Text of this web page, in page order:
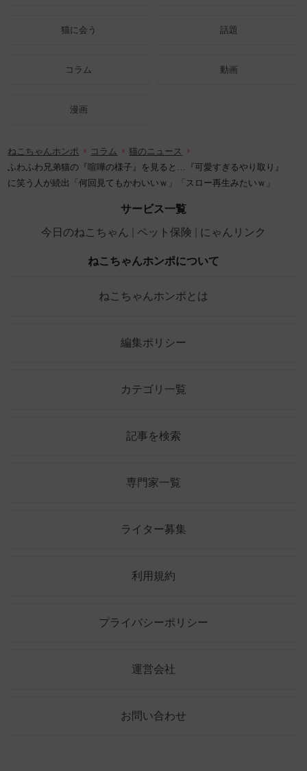
猫に会う 話題
コラム 動画
漫画
ねこちゃんホンポ コラム
猫のニュース
ふわふわ兄弟猫の『喧嘩の様子』を見ると…『可愛すぎるやり取り』
に笑う人が続出「何回見てもかわいいｗ」「スロー再生みたいｗ」
サービス一覧
今日のねこちゃん
ペット保険 にゃんリンク
ねこちゃんホンポについて
ねこちゃんホンポとは
編集ポリシー
カテゴリ一覧
記事を検索
専門家一覧
ライター募集
利用規約
プライバシーポリシー
運営会社
お問い合わせ